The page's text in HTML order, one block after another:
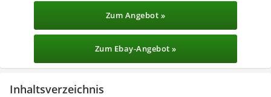
Zum Angebot »
Zum Ebay-Angebot »
Inhaltsverzeichnis